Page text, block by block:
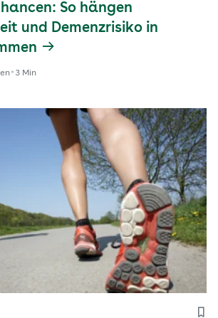
So hängen
und Demenzrisiko in
3 Min